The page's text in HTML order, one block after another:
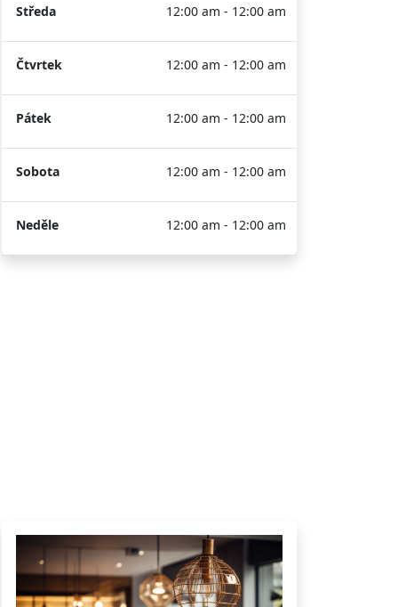
Středa 12:00 am - 12:00 am
Čtvrtek 12:00 am - 12:00 am
Pátek 12:00 am - 12:00 am
Sobota 12:00 am - 12:00 am
Neděle 12:00 am - 12:00 am